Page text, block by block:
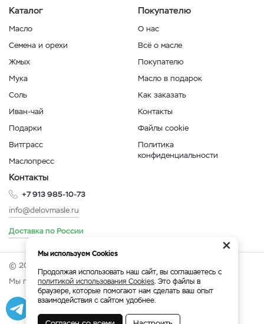
Каталог
Масло
Семена и орехи
Жмых
Мука
Соль
Иван-чай
Подарки
Витграсс
Маслопресс
Покупателю
О нас
Всё о масле
Покупателю
Масло в подарок
Как заказать
Контакты
Файлы cookie
Политика
конфиденциальности
Контакты
+7 913 985-10-73
info@delovmasle.ru
Доставка по России
© 2026 Интернет-магазин "Дело в масле".
Мы принимаем:
Разработка Веб-аналитика
×
Мы используем Cookies
Продолжая использовать наш сайт, вы соглашаетесь с
политикой использования Cookies. Это файлы в
браузере, которые помогают нам сделать ваш опыт
взаимодействия с сайтом удобнее.